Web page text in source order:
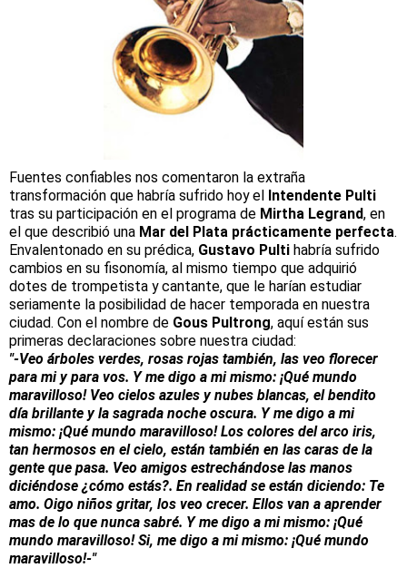
Fuentes confiables nos comentaron la extraña
transformación que habría sufrido hoy el Intendente Pulti
tras su participación en el programa de Mirtha Legrand, en
el que describió una Mar del Plata prácticamente perfecta.
Envalentonado en su prédica, Gustavo Pulti habría sufrido
cambios en su fisonomía, al mismo tiempo que adquirió
dotes de trompetista y cantante, que le harían estudiar
seriamente la posibilidad de hacer temporada en nuestra
ciudad. Con el nombre de Gous Pultrong, aquí están sus
primeras declaraciones sobre nuestra ciudad:
"-Veo árboles verdes, rosas rojas también, las veo florecer
para mi y para vos. Y me digo a mi mismo: ¡Qué mundo
maravilloso! Veo cielos azules y nubes blancas, el bendito
día brillante y la sagrada noche oscura. Y me digo a mi
mismo: ¡Qué mundo maravilloso! Los colores del arco iris,
tan hermosos en el cielo, están también en las caras de la
gente que pasa. Veo amigos estrechándose las manos
diciéndose ¿cómo estás?. En realidad se están diciendo: Te
amo. Oigo niños gritar, los veo crecer. Ellos van a aprender
mas de lo que nunca sabré. Y me digo a mi mismo: ¡Qué
mundo maravilloso! Si, me digo a mi mismo: ¡Qué mundo
maravilloso!-"